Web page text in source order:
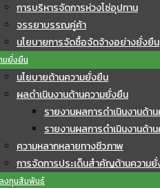
การบริหารจัดการห่วงโซ่อุปทาน
จรรยาบรรณคู่ค้า
นโยบายการจัดซื้อจัดจ้างอย่างยั่งยืน
มยั่งยืน
นโยบายด้านความยั่งยืน
ผลดำเนินงานด้านความยั่งยืน
รายงานผลการดำเนินงานด้า
รายงานผลการดำเนินงานด้า
ความหลากหลายทางชีวภาพ
การจัดการประเด็นสำคัญด้านความ
งทุนสัมพันธ์